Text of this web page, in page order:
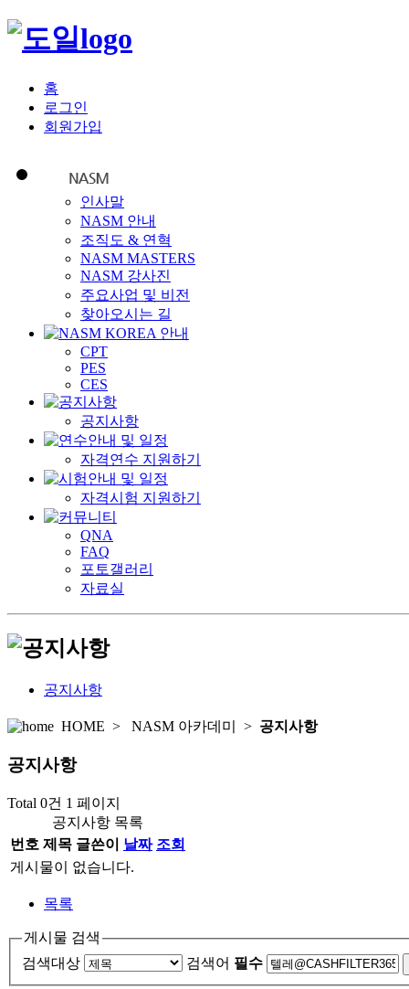
홈
로그인
회원가입
인사말
NASM 안내
조직도 & 연혁
NASM MASTERS
NASM 강사진
주요사업 및 비전
찾아오시는 길
CPT
PES
CES
공지사항
자격연수 지원하기
자격시험 지원하기
QNA
FAQ
포토갤러리
자료실
공지사항
HOME > NASM 아카데미 > 공지사항
공지 사항
Total 0건 1 페이지
공지사항 목록
번호 제목 글쓴이 날짜 조회
게시물이 없습니다.
목록
게시물 검색
검색대상
검색어 필수